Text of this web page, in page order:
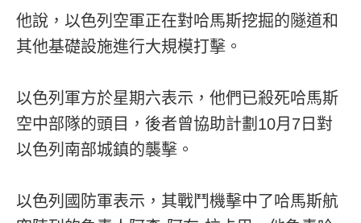
他說，以色列空軍正在對哈馬斯挖掘的隧道和
其他基礎設施進行大規模打擊。
以色列軍方於星期六表示，他們已殺死哈馬斯
空中部隊的頭目，後者曾協助計劃10月7日對
以色列南部城鎮的襲擊。
以色列國防軍表示，其戰鬥機擊中了哈馬斯航